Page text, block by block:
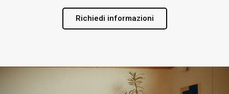
Richiedi informazioni